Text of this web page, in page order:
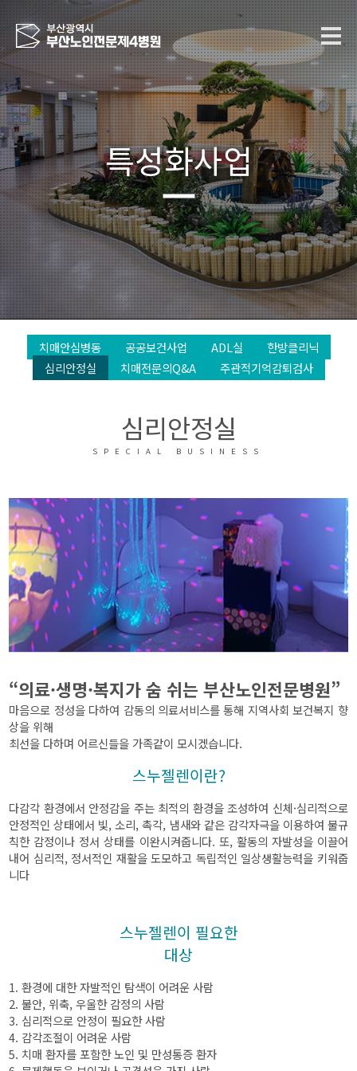
특성화사업
치매안심병동 공공보건사업 ADL실
한방클리닉
심리안정실
치매전문의Q&A 주관적기억감퇴검사
심리안정실
SPECIAL BUSINESS
“의료·생명·복지가 숨 쉬는 부산노인전문병원”
마음으로 정성을 다하여 감동의 의료서비스를 통해 지역사회 보건복지 향
상을 위해
최선을 다하며 어르신들을 가족같이 모시겠습니다.
스누젤렌이란?
다감각 환경에서 안정감을 주는 최적의 환경을 조성하여 신체·심리적으로
안정적인 상태에서 빛, 소리, 촉각, 냄새와 같은 감각자극을 이용하여 불규
칙한 감정이나 정서 상태를 이완시켜줍니다. 또, 활동의 자발성을 이끌어
내어 심리적, 정서적인 재활을 도모하고 독립적인 일상생활능력을 키워줍
니다
스누젤렌이 필요한
대상
1. 환경에 대한 자발적인 탐색이 어려운 사람
2. 불안, 위축, 우울한 감정의 사람
3. 심리적으로 안정이 필요한 사람
4. 감각조절이 어려운 사람
5. 치매 환자를 포함한 노인 및 만성통증 환자